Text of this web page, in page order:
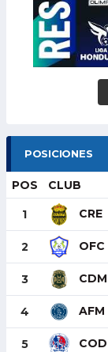
POSICIONES
POS CLUB
1 CRE
2 OFC
3 CDM
4 AFM
5 COD